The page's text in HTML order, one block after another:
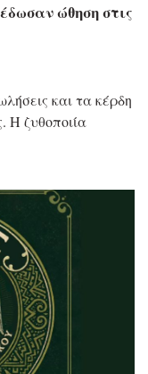
ώθηση στις
και τα κέρδη
Η ζυθοποιία